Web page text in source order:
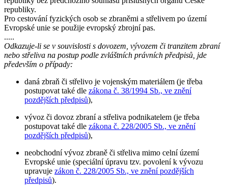
republiky.
Pro cestování fyzických osob se zbraněmi a střelivem po území
Evropské unie se použije evropský zbrojní pas.
.....
Odkazuje-li se v souvislosti s dovozem, vývozem či tranzitem zbraní
nebo střeliva na postup podle zvláštních právních předpisů, jde
především o případy:
daná zbraň či střelivo je vojenským materiálem (je třeba
postupovat také dle zákona č. 38/1994 Sb., ve znění
pozdějších předpisů),
vývoz či dovoz zbraní a střeliva podnikatelem (je třeba
postupovat také dle zákona č. 228/2005 Sb., ve znění
pozdějších předpisů),
neobchodní vývoz zbraně či střeliva mimo celní území
Evropské unie (speciální úpravu tzv. povolení k vývozu
upravuje zákon č. 228/2005 Sb., ve znění pozdějších
předpisů).